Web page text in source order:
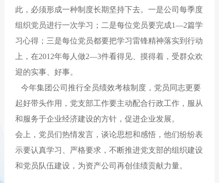
此，必须形成一种制度长期坚持下去。一是公司每季度
组织党员进行一次学习；二是每位党员要完成1—2篇学
习心得；三是每位党员都要把学习雷锋精神落实到行动
上，在2012年每人做2—3件看得见、摸得着，受群众欢
迎的实事、好事。
今年集团公司推行全员绩效考核制度，党员同志更要
起好带头作用，党支部工作要主动配合行政工作，服从
和服务于企业经济建设的方针，促进企业发展。
会上，党员们热情发言，谈论思想和感悟，他们纷纷表
示要认真学习、严格要求，不断推进党支部的组织建设
和党员队伍建设，为资产公司再创佳绩贡献力量。